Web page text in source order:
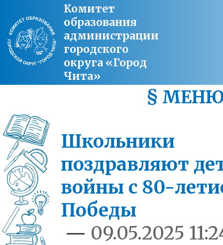
Комитет
образования
администрации
городского
округа «Город
Чита»
§
Школьники
поздравляют
войны с 80-
Победы
— 09.05.2025